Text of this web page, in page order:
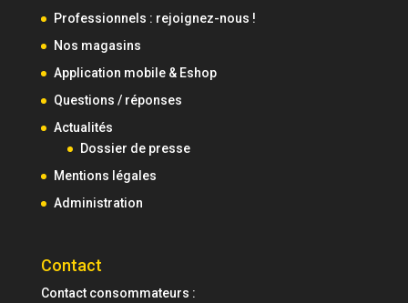
Professionnels : rejoignez-nous !
Nos magasins
Application mobile & Eshop
Questions / réponses
Actualités
Dossier de presse
Mentions légales
Administration
Contact
Contact consommateurs :